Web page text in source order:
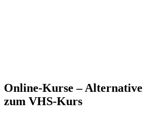
Online-Kurse – Alternative
zum VHS-Kurs